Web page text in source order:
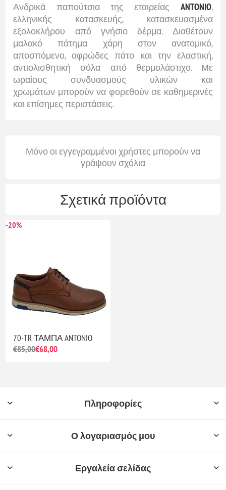
Ανδρικά παπούτσια της εταιρείας ANTONIO,
ελληνικής κατασκευής, κατασκευασμένα
εξολοκλήρου από γνήσιο δέρμα. Διαθέτουν
μαλακό πάτημα χάρη στον ανατομικό,
αποσπόμενο, αφρώδες πάτο και την ελαστική,
αντιολισθητική σόλα από θερμολάστιχο. Με
ωραίους συνδυασμούς υλικών και
χρωμάτων μπορούν να φορεθούν σε καθημερινές
και επίσημες περιστάσεις.
Μόνο οι εγγεγραμμένοι χρήστες μπορούν να
γράψουν σχόλια
Σχετικά προϊόντα
-20%
70-TR ΤΑΜΠΑ ANTONIO
€85,00€68,00
Πληροφορίες
Ο λογαριασμός μου
Εργαλεία σελίδας